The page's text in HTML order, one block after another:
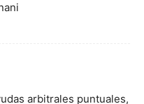
arbitrales puntuales,